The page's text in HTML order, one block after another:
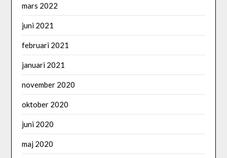
mars 2022
juni 2021
februari 2021
januari 2021
november 2020
oktober 2020
juni 2020
maj 2020